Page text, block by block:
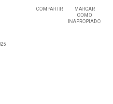
COMPARTIR
MARCAR
COMO
INAPROPIADO